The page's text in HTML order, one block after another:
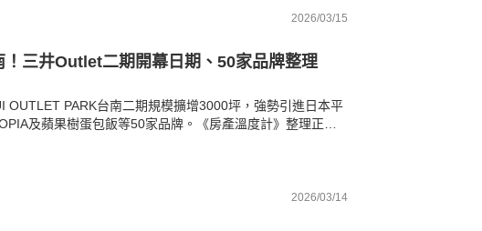
2026/03/15
！三井Outlet二期開幕日期、50家品牌整理
OUTLET PARK台南二期規模擴增3000坪，強勢引進日本平
及蘋果樹蛋包飯等50家品牌。《房產溫度計》整理正式
2026/03/14